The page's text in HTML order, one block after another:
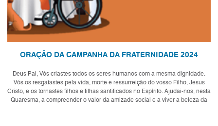
ORAÇÃO DA CAMPANHA DA FRATERNIDADE 2024
Deus Pai, Vós criastes todos os seres humanos com a mesma dignidade.
Vós os resgatastes pela vida, morte e ressurreição do vosso Filho, Jesus
Cristo, e os tornastes filhos e filhas santificados no Espírito. Ajudai-nos, nesta
Quaresma, a compreender o valor da amizade social e a viver a beleza da